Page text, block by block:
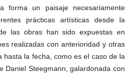
forma un paisaje necesariamente
prácticas artísticas desde la
las obras han sido expuestas en
realizadas con anterioridad y otras
hasta la fecha, como es el caso de la
Daniel Steegmann, galardonada con